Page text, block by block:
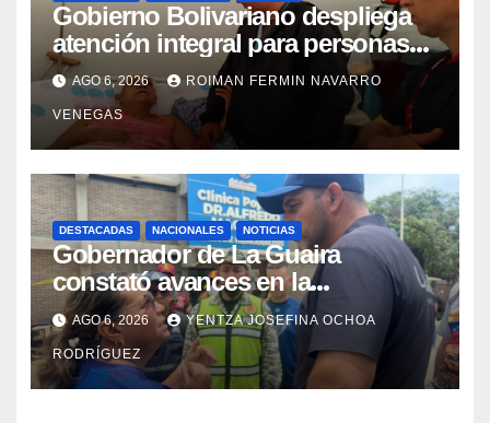
Gobierno Bolivariano despliega
atención integral para personas
con discapacidad en
campamentos de La Guaira
AGO 6, 2026 ROIMAN FERMIN NAVARRO
VENEGAS
DESTACADAS NACIONALES NOTICIAS
Gobernador de La Guaira
constató avances en la
rehabilitación del Hospitalito de
Catia la Mar
AGO 6, 2026 YENTZA JOSEFINA OCHOA
RODRÍGUEZ